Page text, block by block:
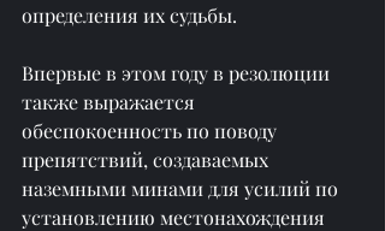
определения их судьбы.
Впервые в этом году в резолюции
также выражается
обеспокоенность по поводу
препятствий, создаваемых
наземными минами для усилий по
установлению местонахождения